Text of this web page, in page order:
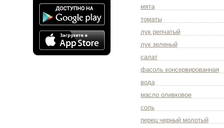
мята
томаты
лук репчатый
лук зеленый
салат
фасоль консервированная
вода
масло оливковое
соль
перец черный молотый